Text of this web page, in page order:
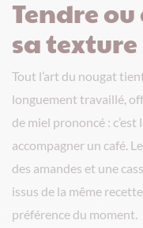
Tendre
sa texture
Tout l’art du nougat
longuement travaillé,
de miel prononcé :
accompagner un café.
des amandes et une
issus de la même
préférence du moment.